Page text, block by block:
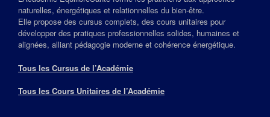
naturelles, énergétiques et relationnelles du bien‑être.
Elle propose des cursus complets, des cours unitaires pour
développer des pratiques professionnelles solides, humaines et
alignées, alliant pédagogie moderne et cohérence énergétique.
Tous les Cursus de l’Académie
Tous les Cours Unitaires de l’Académie